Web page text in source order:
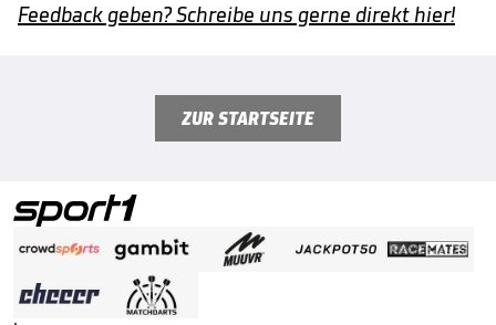
Feedback geben? Schreibe uns gerne direkt hier!
ZUR STARTSEITE